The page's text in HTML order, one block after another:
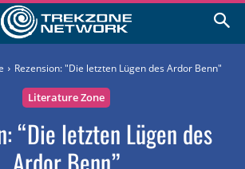
Rezension: "Die letzten Lügen des Ardor Benn"
Literature Zone
“Die letzten Lügen des